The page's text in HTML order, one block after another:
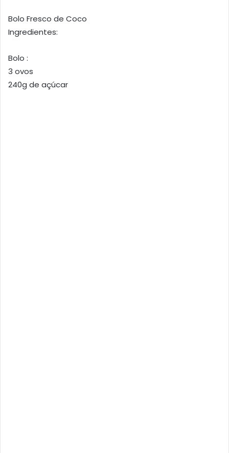
Bolo Fresco de Coco
Ingredientes:
Bolo :
3 ovos
240g de açúcar